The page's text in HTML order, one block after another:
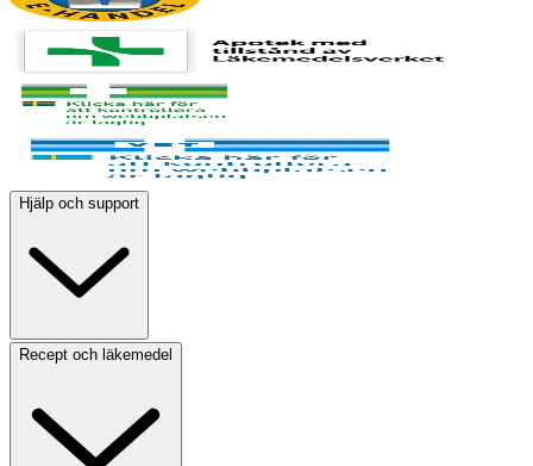
Hjälp och support
Recept och läkemedel